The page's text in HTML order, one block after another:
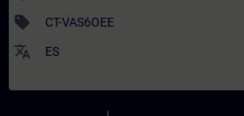
sell CT-VAS6OEE
translate ES